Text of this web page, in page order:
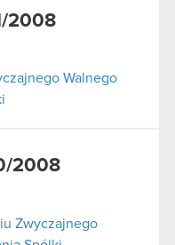
2008
Walnego
2008
Zwyczajnego